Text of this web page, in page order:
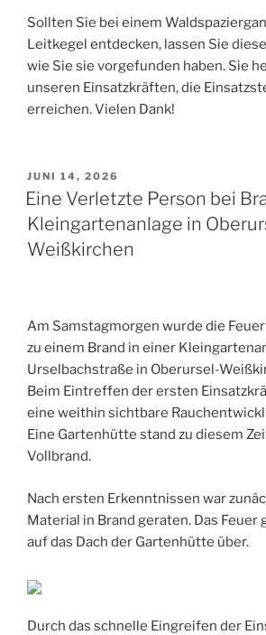
Sollten Sie bei einem
Leitkegel entdecken, lassen Sie
wie Sie sie vorgefunden haben. Sie
unseren Einsatzkräften, die
erreichen. Vielen Dank!
VERÖFFENTLICHT
AM
JUNI 14, 2026
Eine Verletzte Person bei
Kleingartenanlage in
Weißkirchen
Am Samstagmorgen wurde die
zu einem Brand in einer
Urselbachstraße in Oberursel-
Beim Eintreffen der ersten
eine weithin sichtbare
Eine Gartenhütte stand zu diesem
Vollbrand.
Nach ersten Erkenntnissen war
Material in Brand geraten. Das
auf das Dach der Gartenhütte über.
Durch das schnelle Eingreifen der